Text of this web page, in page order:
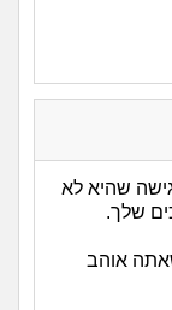
שהיא לא
שלך.
אוהב